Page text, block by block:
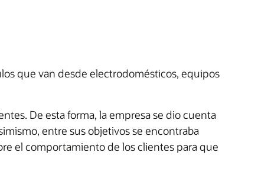
que van desde electrodomésticos, equipos
De esta forma, la empresa se dio cuenta
entre sus objetivos se encontraba
el comportamiento de los clientes para que